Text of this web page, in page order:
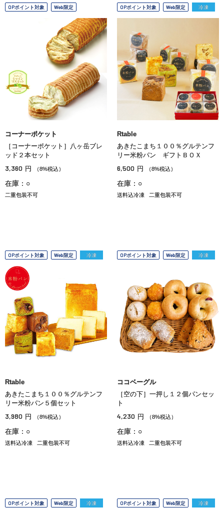
OPポイント対象 Web限定
コーナーポケット
［コーナーポケット］八ヶ岳ブレ
ッド２本セット
3,360 円 （8%税込）
在庫：○
二重包装不可
OPポイント対象 Web限定 冷凍
Rtable
あきたこまち１００％グルテンフ
リー米粉パン ギフトＢＯＸ
6,500 円 （8%税込）
在庫：○
送料込冷凍 二重包装不可
OPポイント対象 Web限定 冷凍
Rtable
あきたこまち１００％グルテンフ
リー米粉パン５個セット
3,980 円 （8%税込）
在庫：○
送料込冷凍 二重包装不可
OPポイント対象 Web限定 冷凍
ココベーグル
［空の下］一押し１２個パンセッ
ト
4,230 円 （8%税込）
在庫：○
送料込冷凍 二重包装不可
OPポイント対象 Web限定 冷凍 OPポイント対象 Web限定 冷凍